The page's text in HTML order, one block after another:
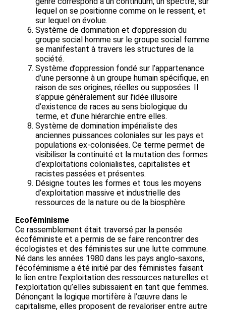
lequel on se positionne comme on le ressent, et
sur lequel on évolue.
Système de domination et d’oppression du
groupe social homme sur le groupe social femme
se manifestant à travers les structures de la
société.
Système d’oppression fondé sur l’appartenance
d’une personne à un groupe humain spécifique, en
raison de ses origines, réelles ou supposées. Il
s’appuie généralement sur l’idée illusoire
d’existence de races au sens biologique du
terme, et d’une hiérarchie entre elles.
Système de domination impérialiste des
anciennes puissances coloniales sur les pays et
populations ex-colonisées. Ce terme permet de
visibiliser la continuité et la mutation des formes
d’exploitations colonialistes, capitalistes et
racistes passées et présentes.
Désigne toutes les formes et tous les moyens
d’exploitation massive et industrielle des
ressources de la nature ou de la biosphère
Ecoféminisme
Ce rassemblement était traversé par la pensée
écoféministe et a permis de se faire rencontrer des
écologistes et des féministes sur une lutte commune.
Né dans les années 1980 dans les pays anglo-saxons,
l’écoféminisme a été initié par des féministes faisant
le lien entre l’exploitation des ressources naturelles et
l’exploitation qu’elles subissaient en tant que femmes.
Dénonçant la logique mortifère à l’œuvre dans le
capitalisme, elles proposent de revaloriser entre autre